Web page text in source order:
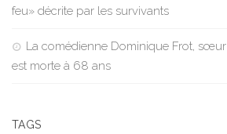
feu» décrite par les survivants
La comédienne Dominique Frot,
est morte à 68 ans
TAGS